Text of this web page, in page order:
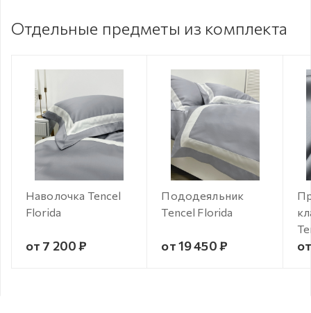
Отдельные предметы из комплекта
Наволочка Tencel
Florida
от 7 200 ₽
Пододеяльник
Tencel Florida
от 19 450 ₽